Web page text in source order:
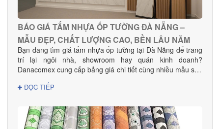
BÁO GIÁ TẤM NHỰA ỐP TƯỜNG ĐÀ NẴNG –
MẪU ĐẸP, CHẤT LƯỢNG CAO, BỀN LÂU NĂM
Bạn đang tìm giá tấm nhựa ốp tường tại Đà Nẵng để trang
trí lại ngôi nhà, showroom hay quán kinh doanh?
Danacomex cung cấp bảng giá chi tiết cùng nhiều mẫu sản
ĐỌC TIẾP